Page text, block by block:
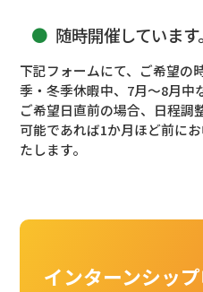
随時開催しています。
下記フォームにて、ご希望の
季・冬季休暇中、7月～8月中
ご希望日直前の場合、日程調
可能であれば1か月ほど前に
たします。
インターンシッ